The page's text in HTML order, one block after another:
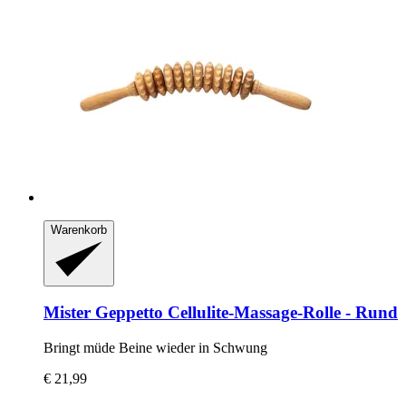
Warenkorb
Mister Geppetto Cellulite-​Massage-​Rolle -​ Rund
Bringt müde Beine wieder in Schwung
€ 21,99